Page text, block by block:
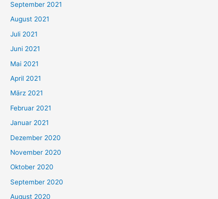
n
n
a
c
h
:
September 2021
August 2021
Juli 2021
Juni 2021
Mai 2021
April 2021
März 2021
Februar 2021
Januar 2021
Dezember 2020
November 2020
Oktober 2020
September 2020
August 2020